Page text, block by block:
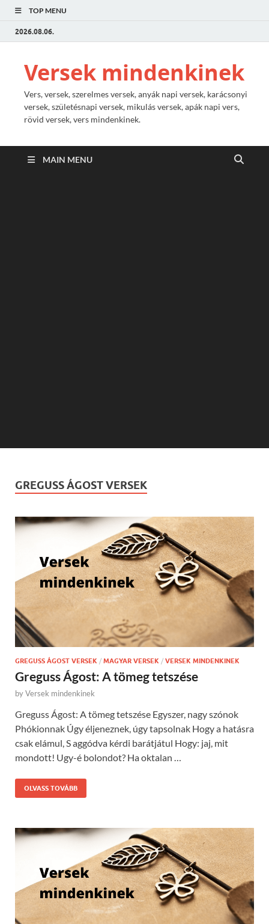
TOP MENU
2026.08.06.
Versek mindenkinek
Vers, versek, szerelmes versek, anyák napi versek, karácsonyi
versek, születésnapi versek, mikulás versek, apák napi vers,
rövid versek, vers mindenkinek.
MAIN MENU
GREGUSS ÁGOST VERSEK
GREGUSS ÁGOST VERSEK / MAGYAR VERSEK / VERSEK MINDENKINEK
Greguss Ágost: A tömeg tetszése
byVersek mindenkinek
Greguss Ágost: A tömeg tetszése Egyszer, nagy szónok
Phókionnak Úgy éljeneznek, úgy tapsolnak Hogy a hatásra
csak elámul, S aggódva kérdi barátjátul Hogy: jaj, mit
mondott! Ugy-é bolondot? Ha oktalan …
OLVASS TOVÁBB